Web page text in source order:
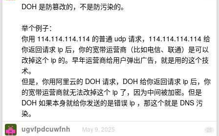
DOH 是防篡改的，不是防污染的。
举个例子：
你用 114.114.114.114 的普通 udp 请求，114.114.114.114 给
你返回请求 ip 后，你的宽带运营商（比如电信、联通）是可以
改掉这个 ip 的。早年运营商给用户弹出广告，就是用的这个技
术。
但是，你用阿里云的 DOH 请求，DOH 给你返回请求 ip 后，你
的宽带运营商就无法改掉这个 ip 了，因为中间被加密。但是
DOH 如果本身就给你发送的是错误 ip ，那这个就是 DNS 污
染。
25
ugvfpdcuwfnh May 9, 2025